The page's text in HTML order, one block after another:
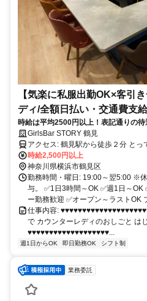
【気楽に私服出勤OK×客引
ディ/全額日払い・交通費支給
時給は平均2500円以上！表記通りの
い制/交通費全額支給/軽食代支給♪≫
GirlsBar STORY 鶴見
アクセス: 鶴見駅から徒歩２分 とっても便利な場所です♡ ［京浜東北
線］［鶴見線］［京急本線］が使えて
に、新丸子駅・武蔵小杉駅・元住吉
菊名駅 妙蓮寺駅・白楽駅・東白楽
駅からも 通いやすいから安心です♪ 系列店もたくさん同時募集中！
「戸塚店」「綱島店」「鶴見店」
STORY綱島店」「新丸子店」 あ
時給2,500円以上
神奈川県横浜市鶴見区
勤務時間・曜日: 19:00～翌5:00 ※
与。 ✅1日3時間～OK ✅週1日～OK
ー勤務歓迎 ✅オープン～ラストOK
仕事内容:
で カウンターレディのおしごと は
♥♥♥♥♥♥♥♥♥♥♥♥♥♥♥♥♥♥♥...
週1日からOK 即日勤務OK シフト制
業務委託